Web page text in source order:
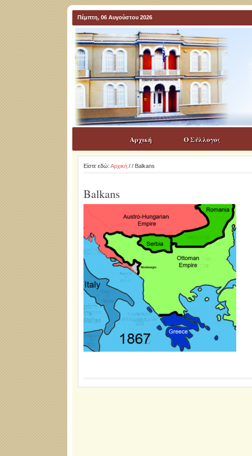
Πέμπτη, 06 Αυγούστου 2026
Αρχική Ο Σύλλογος
Είστε εδώ: Αρχική/ / Balkans
Balkans